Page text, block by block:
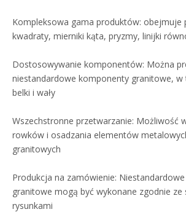
Kompleksowa gama produktów: obejmuje
kwadraty, mierniki kąta, pryzmy, linijki
Dostosowywanie komponentów: Można
niestandardowe komponenty granitowe, w
belki i wały
Wszechstronne przetwarzanie: Możliwość
rowków i osadzania elementów
granitowych
Produkcja na zamówienie:
granitowe mogą być wykonane zgodnie ze
rysunkami